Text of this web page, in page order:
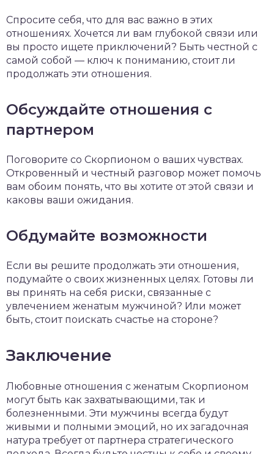
Спросите себя, что для вас важно в этих
отношениях. Хочется ли вам глубокой связи или
вы просто ищете приключений? Быть честной с
самой собой — ключ к пониманию, стоит ли
продолжать эти отношения.
Обсуждайте отношения с
партнером
Поговорите со Скорпионом о ваших чувствах.
Откровенный и честный разговор может помочь
вам обоим понять, что вы хотите от этой связи и
каковы ваши ожидания.
Обдумайте возможности
Если вы решите продолжать эти отношения,
подумайте о своих жизненных целях. Готовы ли
вы принять на себя риски, связанные с
увлечением женатым мужчиной? Или может
быть, стоит поискать счастье на стороне?
Заключение
Любовные отношения с женатым Скорпионом
могут быть как захватывающими, так и
болезненными. Эти мужчины всегда будут
живыми и полными эмоций, но их загадочная
натура требует от партнера стратегического